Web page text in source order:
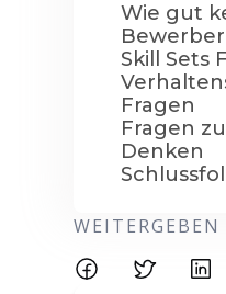
Wie gut
Skill Sets
Fragen
Fragen
Denken
WEITERGEBEN